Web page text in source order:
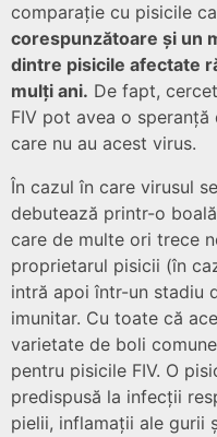
comparație cu pisicile
corespunzătoare și un
dintre pisicile afectate
mulți ani. De fapt,
FIV pot avea o
care nu au acest virus.
În cazul în care virusul
debutează printr-o
care de multe ori trece
proprietarul pisicii (în
intră apoi într-un stadiu
imunitar. Cu toate că
varietate de boli
pentru pisicile FIV. O
predispusă la infecții
pielii, inflamații ale gurii